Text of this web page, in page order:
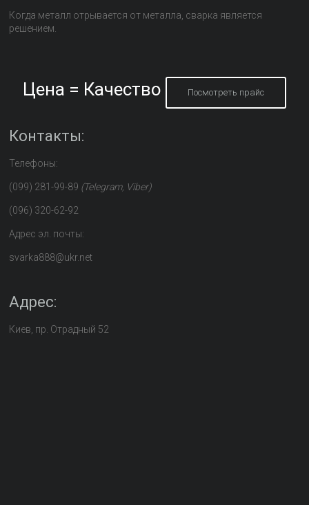
Когда металл отрывается от металла, сварка является
решением.
Цена = Качество Посмотреть прайс
Контакты:
Телефоны:
(099) 281-99-89 (Telegram, Viber)
(096) 320-62-92
Адрес эл. почты:
svarka888@ukr.net
Адрес:
Киев, пр. Отрадный 52